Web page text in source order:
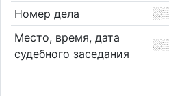
Номер дела
Место, время, дата
судебного заседания